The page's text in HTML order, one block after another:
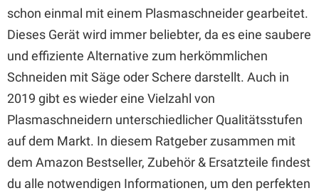
schon einmal mit einem Plasmaschneider gearbeitet.
Dieses Gerät wird immer beliebter, da es eine saubere
und effiziente Alternative zum herkömmlichen
Schneiden mit Säge oder Schere darstellt. Auch in
2019 gibt es wieder eine Vielzahl von
Plasmaschneidern unterschiedlicher Qualitätsstufen
auf dem Markt. In diesem Ratgeber zusammen mit
dem Amazon Bestseller, Zubehör & Ersatzteile findest
du alle notwendigen Informationen, um den perfekten